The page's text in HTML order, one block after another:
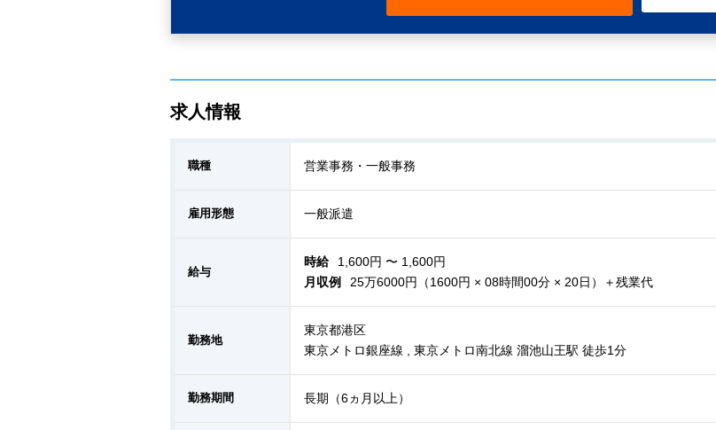
求人情報
職種 営業事務・一般事務
雇用形態 一般派遣
給与
時給
1,600円 〜 1,600円
月収例
25万6000円（1600円 × 08時間00分 × 20日）＋残業代
勤務地
東京都港区
東京メトロ銀座線 , 東京メトロ南北線 溜池山王駅 徒歩1分
勤務期間 長期（6ヵ月以上）